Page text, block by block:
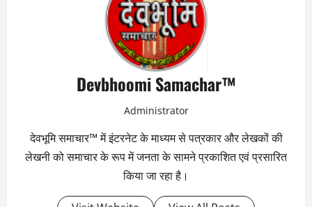
Devbhoomi Samachar™
Administrator
देवभूमि समाचार™ में इंटरनेट के माध्यम से पत्रकार और लेखकों की
लेखनी को समाचार के रूप में जनता के सामने प्रकाशित एवं प्रसारित
किया जा रहा है।